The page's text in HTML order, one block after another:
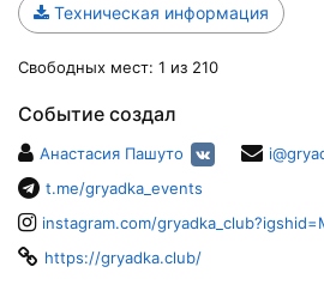
Техническая информация
Свободных мест: 1 из 210
Событие создал
Анастасия Пашуто
t.me/gryadka_events
instagram.com/
https://gryadka.club/